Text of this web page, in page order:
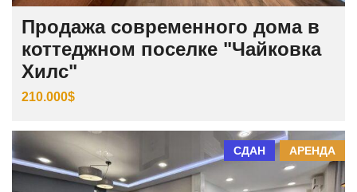
Продажа современного дома в
коттеджном поселке "Чайковка
Хилс"
210.000$
АРЕНДА
СДАН